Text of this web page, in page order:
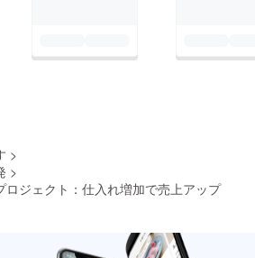
>
>
ロジェクト：仕入れ増加で売上アップ